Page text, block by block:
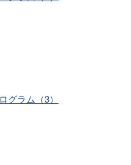
グラム（3）